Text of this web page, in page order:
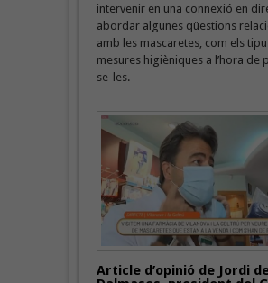
intervenir en una connexió en
abordar algunes qüestions
amb les mascaretes, com els
mesures higièniques a l’hora de
se-les.
Article d’opinió de Jordi